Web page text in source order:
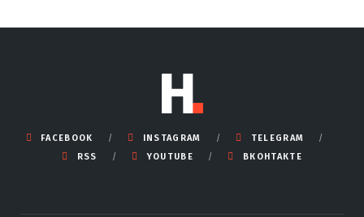
FACEBOOK INSTAGRAM
TELEGRAM
RSS
YOUTUBE ВКОНТАКТЕ